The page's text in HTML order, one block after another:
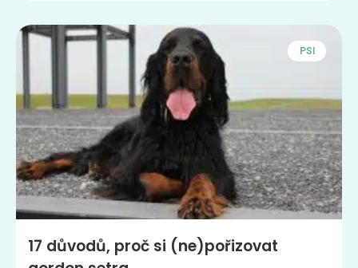
PSI
17 důvodů, proč si (ne)pořizovat